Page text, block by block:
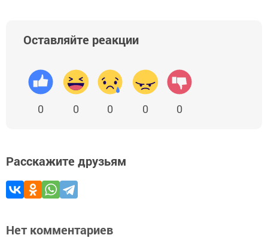
Оставляйте реакции
0 0 0 0 0
Расскажите друзьям
Нет комментариев